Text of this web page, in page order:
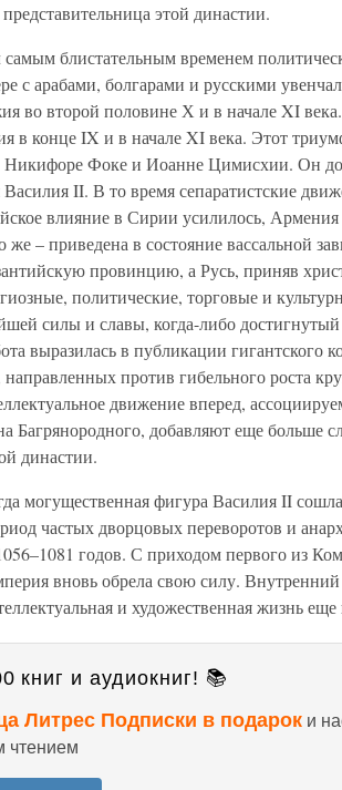
этой династии.
блистательным временем
с арабами, болгарами и русскими
во второй половине Х и в начале XI
в конце IX и в начале XI века. Этот
Никифоре Фоке и Иоанне Цимисхии. Он
Василия II. В то время сепаратистские
влияние в Сирии усилилось,
– приведена в состояние вассальной
провинцию, а Русь, приняв
политические, торговые и
силы и славы, когда-либо
выразилась в публикации гигантского
против гибельного роста
движение вперед,
Багрянородного, добавляют еще больше
династии.
могущественная фигура Василия II
частых дворцовых переворотов и
годов. С приходом первого из
вновь обрела свою силу.
и художественная жизнь еще
книг и аудиокниг! 📚
Литрес Подписки в подарок и
чтением